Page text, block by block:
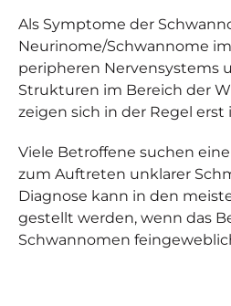
Als Symptome der
Neurinome/Schwannome
peripheren Nervensystems
Strukturen im Bereich der
zeigen sich in der Regel
Viele Betroffene suchen
zum Auftreten unklarer
Diagnose kann in den
gestellt werden, wenn das
Schwannomen